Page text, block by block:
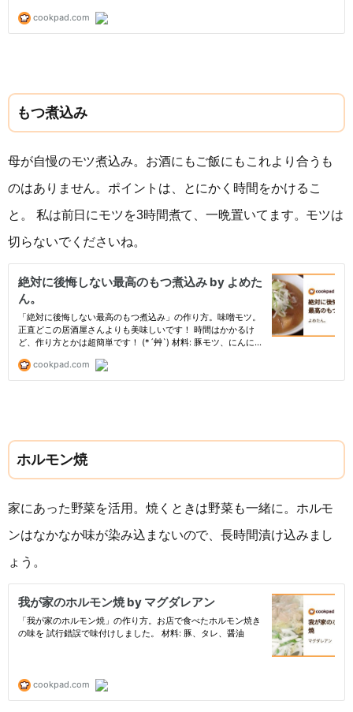
もつ煮込み
母が自慢のモツ煮込み。お酒にもご飯にもこれより合うも
のはありません。ポイントは、とにかく時間をかけるこ
と。 私は前日にモツを3時間煮て、一晩置いてます。モツは
切らないでくださいね。
ホルモン焼
家にあった野菜を活用。焼くときは野菜も一緒に。ホルモ
ンはなかなか味が染み込まないので、長時間漬け込みまし
ょう。